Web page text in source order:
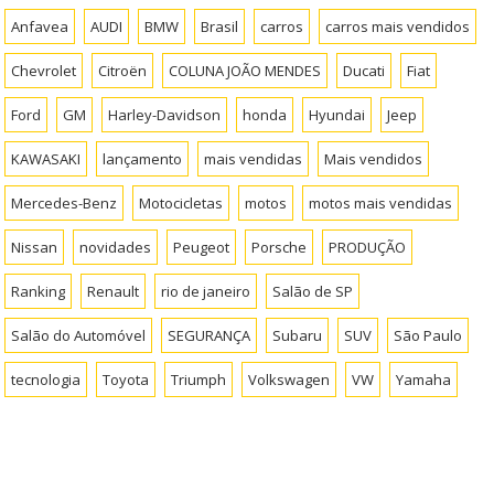
Anfavea AUDI BMW Brasil carros carros mais vendidos
Chevrolet Citroën COLUNA JOÃO MENDES Ducati Fiat
Ford GM Harley-Davidson honda Hyundai Jeep
KAWASAKI lançamento mais vendidas Mais vendidos
Mercedes-Benz Motocicletas motos motos mais vendidas
Nissan novidades Peugeot Porsche PRODUÇÃO
Ranking Renault rio de janeiro Salão de SP
Salão do Automóvel SEGURANÇA Subaru SUV São Paulo
tecnologia Toyota Triumph Volkswagen VW Yamaha